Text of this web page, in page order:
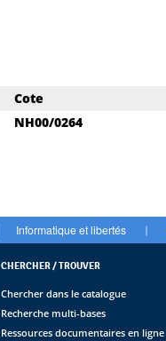
Cote
NH00/0264
Informatique et libertés |
CHERCHER / TROUVER
Chercher dans le catalogue
Recherche multi-bases
Ressources documentaires en ligne